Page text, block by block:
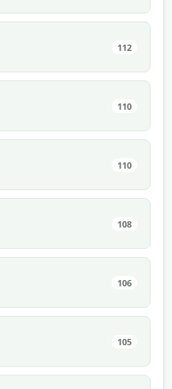
112
110
110
108
106
105